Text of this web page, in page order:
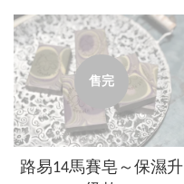
售完
路易14馬賽皂～保濕升